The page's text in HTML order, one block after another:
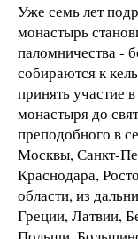
Уже семь лет
монастырь
паломничества -
собираются к
принять участие
монастыря до
преподобного в
Москвы, Санкт-
Краснодара,
области, из
Греции, Латвии,